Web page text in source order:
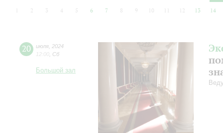
2 3 4 5 6 7 8 9 10 12 13 14
20 июля 2024
12:00 Сб
Большой зал